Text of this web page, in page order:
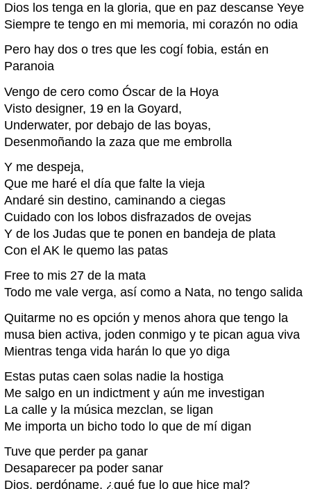
Dios los tenga en la gloria, que en paz descanse Yeye
Siempre te tengo en mi memoria, mi corazón no odia
Pero hay dos o tres que les cogí fobia, están en
Paranoia
Vengo de cero como Óscar de la Hoya
Visto designer, 19 en la Goyard,
Underwater, por debajo de las boyas,
Desenmoñando la zaza que me embrolla
Y me despeja,
Que me haré el día que falte la vieja
Andaré sin destino, caminando a ciegas
Cuidado con los lobos disfrazados de ovejas
Y de los Judas que te ponen en bandeja de plata
Con el AK le quemo las patas
Free to mis 27 de la mata
Todo me vale verga, así como a Nata, no tengo salida
Quitarme no es opción y menos ahora que tengo la
musa bien activa, joden conmigo y te pican agua viva
Mientras tenga vida harán lo que yo diga
Estas putas caen solas nadie la hostiga
Me salgo en un indictment y aún me investigan
La calle y la música mezclan, se ligan
Me importa un bicho todo lo que de mí digan
Tuve que perder pa ganar
Desaparecer pa poder sanar
Dios, perdóname, ¿qué fue lo que hice mal?